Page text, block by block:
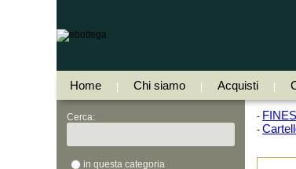
Home Chi siamo Acquisti
Cerca:
in questa categoria
-
-